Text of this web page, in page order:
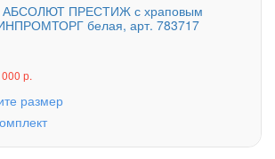
АБСОЛЮТ ПРЕСТИЖ с храповым
белая, арт. 783717
р.
размер